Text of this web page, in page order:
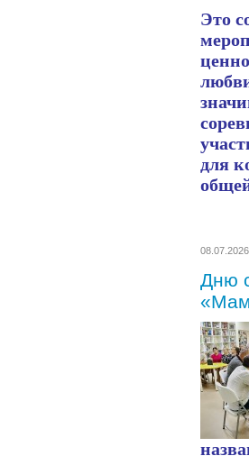
Это
для
Дню